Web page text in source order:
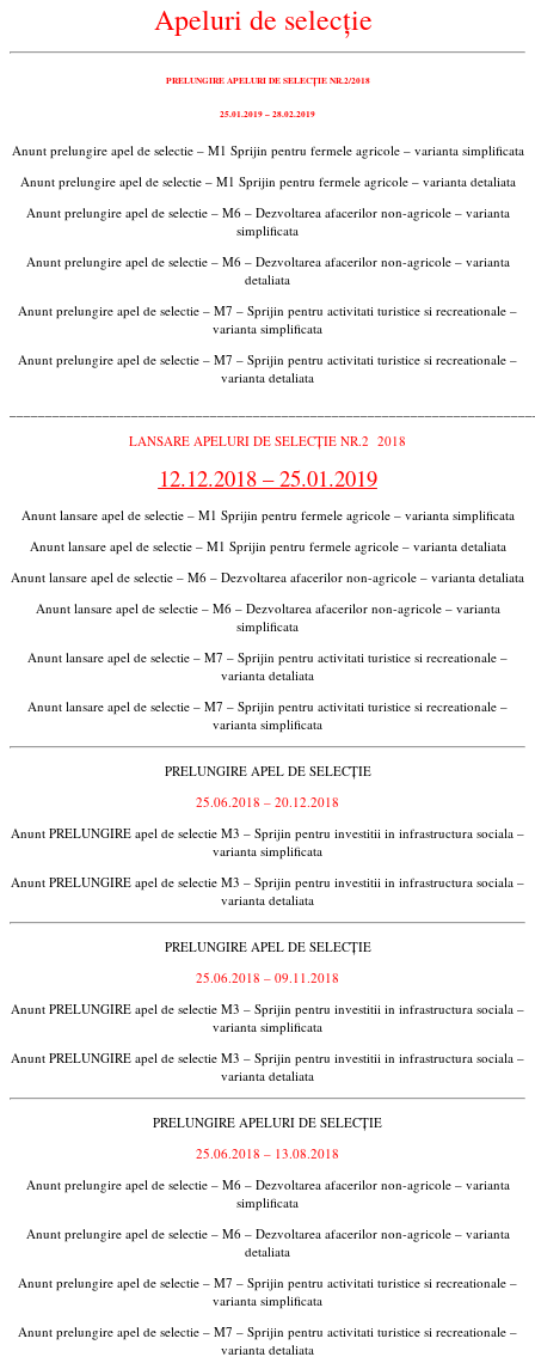
Apeluri de selecție
PRELUNGIRE APELURI DE SELECȚIE NR.2/2018
25.01.2019 – 28.02.2019
Anunt prelungire apel de selectie – M1 Sprijin pentru fermele agricole – varianta simplificata
Anunt prelungire apel de selectie – M1 Sprijin pentru fermele agricole – varianta detaliata
Anunt prelungire apel de selectie – M6 – Dezvoltarea afacerilor non-agricole – varianta
simplificata
Anunt prelungire apel de selectie – M6 – Dezvoltarea afacerilor non-agricole – varianta
detaliata
Anunt prelungire apel de selectie – M7 – Sprijin pentru activitati turistice si recreationale –
varianta simplificata
Anunt prelungire apel de selectie – M7 – Sprijin pentru activitati turistice si recreationale –
varianta detaliata
LANSARE APELURI DE SELECȚIE NR.2 2018
12.12.2018 – 25.01.2019
Anunt lansare apel de selectie – M1 Sprijin pentru fermele agricole – varianta simplificata
Anunt lansare apel de selectie – M1 Sprijin pentru fermele agricole – varianta detaliata
Anunt lansare apel de selectie – M6 – Dezvoltarea afacerilor non-agricole – varianta detaliata
Anunt lansare apel de selectie – M6 – Dezvoltarea afacerilor non-agricole – varianta
simplificata
Anunt lansare apel de selectie – M7 – Sprijin pentru activitati turistice si recreationale –
varianta detaliata
Anunt lansare apel de selectie – M7 – Sprijin pentru activitati turistice si recreationale –
varianta simplificata
PRELUNGIRE APEL DE SELECȚIE
25.06.2018 – 20.12.2018
Anunt PRELUNGIRE apel de selectie M3 – Sprijin pentru investitii in infrastructura sociala –
varianta simplificata
Anunt PRELUNGIRE apel de selectie M3 – Sprijin pentru investitii in infrastructura sociala –
varianta detaliata
PRELUNGIRE APEL DE SELECȚIE
25.06.2018 – 09.11.2018
Anunt PRELUNGIRE apel de selectie M3 – Sprijin pentru investitii in infrastructura sociala –
varianta simplificata
Anunt PRELUNGIRE apel de selectie M3 – Sprijin pentru investitii in infrastructura sociala –
varianta detaliata
PRELUNGIRE APELURI DE SELECȚIE
25.06.2018 – 13.08.2018
Anunt prelungire apel de selectie – M6 – Dezvoltarea afacerilor non-agricole – varianta
simplificata
Anunt prelungire apel de selectie – M6 – Dezvoltarea afacerilor non-agricole – varianta
detaliata
Anunt prelungire apel de selectie – M7 – Sprijin pentru activitati turistice si recreationale –
varianta simplificata
Anunt prelungire apel de selectie – M7 – Sprijin pentru activitati turistice si recreationale –
varianta detaliata